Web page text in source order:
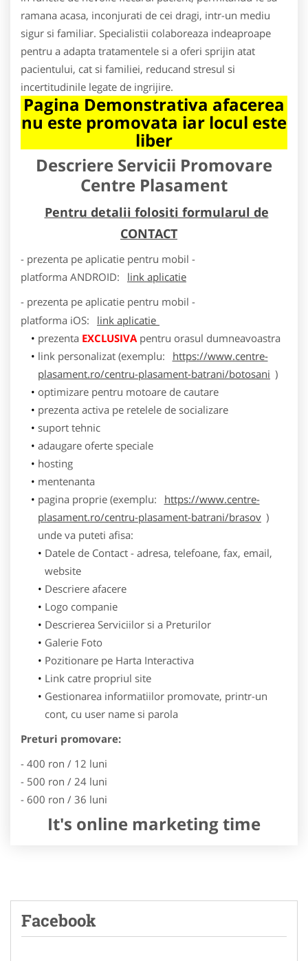
ramana acasa, inconjurati de cei dragi, intr-un mediu
sigur si familiar. Specialistii colaboreaza indeaproape
pentru a adapta tratamentele si a oferi sprijin atat
pacientului, cat si familiei, reducand stresul si
incertitudinile legate de ingrijire.
Pagina Demonstrativa afacerea
nu este promovata iar locul este
liber
Descriere Servicii Promovare
Centre Plasament
Pentru detalii folositi formularul de
CONTACT
- prezenta pe aplicatie pentru mobil -
platforma ANDROID:
link aplicatie
- prezenta pe aplicatie pentru mobil -
platforma iOS:
link aplicatie
prezenta EXCLUSIVApentru orasul dumneavoastra
link personalizat (exemplu:
https://www.centre-
plasament.ro/centru-plasament-batrani/botosani )
optimizare pentru motoare de cautare
prezenta activa pe retelele de socializare
suport tehnic
adaugare oferte speciale
hosting
mentenanta
pagina proprie (exemplu:
https://www.centre-
plasament.ro/centru-plasament-batrani/brasov )
unde va puteti afisa:
Datele de Contact - adresa, telefoane, fax, email,
website
Descriere afacere
Logo companie
Descrierea Serviciilor si a Preturilor
Galerie Foto
Pozitionare pe Harta Interactiva
Link catre propriul site
Gestionarea informatiilor promovate, printr-un
cont, cu user name si parola
Preturi promovare:
- 400 ron / 12 luni
- 500 ron / 24 luni
- 600 ron / 36 luni
It's online marketing time
Facebook